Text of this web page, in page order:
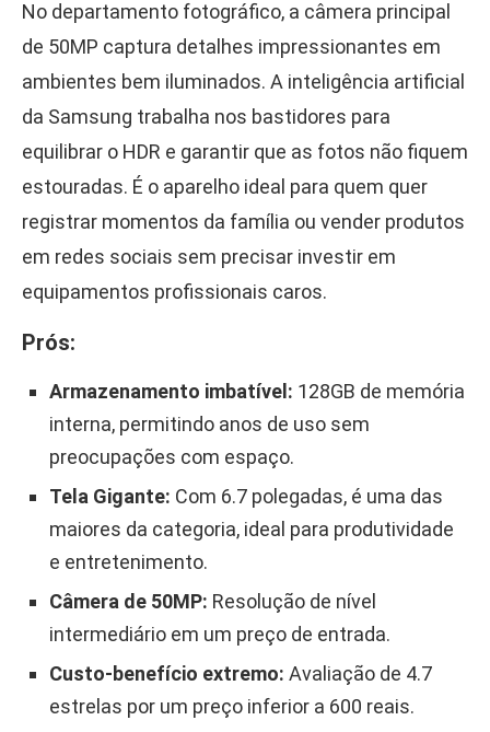
No departamento fotográfico, a câmera principal
de 50MP captura detalhes impressionantes em
ambientes bem iluminados. A inteligência artificial
da Samsung trabalha nos bastidores para
equilibrar o HDR e garantir que as fotos não fiquem
estouradas. É o aparelho ideal para quem quer
registrar momentos da família ou vender produtos
em redes sociais sem precisar investir em
equipamentos profissionais caros.
Prós:
Armazenamento imbatível: 128GB de memória
interna, permitindo anos de uso sem
preocupações com espaço.
Tela Gigante: Com 6.7 polegadas, é uma das
maiores da categoria, ideal para produtividade
e entretenimento.
Câmera de 50MP: Resolução de nível
intermediário em um preço de entrada.
Custo-benefício extremo: Avaliação de 4.7
estrelas por um preço inferior a 600 reais.